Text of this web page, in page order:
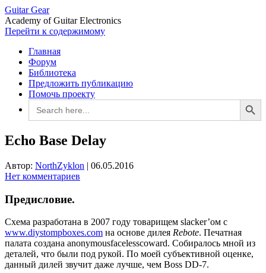
Guitar Gear
Academy of Guitar Electronics
Перейти к содержимому
Главная
Форум
Библиотека
Предложить публикацию
Помочь проекту
Search
for:
Search Button
Echo Base Delay
Автор: NorthZyklon | 06.05.2016
Нет комментариев
Предисловие.
Схема разработана в 2007 году товарищем slacker’ом с
www.diystompboxes.com на основе дилея Rebote. Печатная
палата создана anonymousfacelesscoward. Собиралось мной из
деталей, что были под рукой. По моей субъективной оценке,
данный дилей звучит даже лучше, чем Boss DD-7.